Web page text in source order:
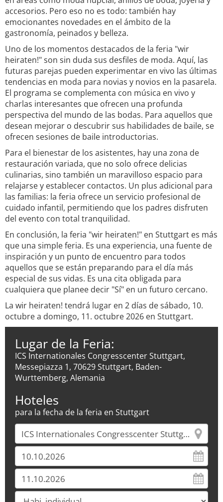
accesorios. Pero eso no es todo: también hay
emocionantes novedades en el ámbito de la
gastronomía, peinados y belleza.
Uno de los momentos destacados de la feria "wir
heiraten!" son sin duda sus desfiles de moda. Aquí, las
futuras parejas pueden experimentar en vivo las últimas
tendencias en moda para novias y novios en la pasarela.
El programa se complementa con música en vivo y
charlas interesantes que ofrecen una profunda
perspectiva del mundo de las bodas. Para aquellos que
desean mejorar o descubrir sus habilidades de baile, se
ofrecen sesiones de baile introductorias.
Para el bienestar de los asistentes, hay una zona de
restauración variada, que no solo ofrece delicias
culinarias, sino también un maravilloso espacio para
relajarse y establecer contactos. Un plus adicional para
las familias: la feria ofrece un servicio profesional de
cuidado infantil, permitiendo que los padres disfruten
del evento con total tranquilidad.
En conclusión, la feria "wir heiraten!" en Stuttgart es más
que una simple feria. Es una experiencia, una fuente de
inspiración y un punto de encuentro para todos
aquellos que se están preparando para el día más
especial de sus vidas. Es una cita obligada para
cualquiera que planee decir "Sí" en un futuro cercano.
La wir heiraten! tendrá lugar en 2 días de sábado, 10.
octubre a domingo, 11. octubre 2026 en Stuttgart.
Lugar de la Feria:
ICS Internationales Congresscenter Stuttgart,
Messepiazza 1, 70629 Stuttgart, Baden-
Wurttemberg, Alemania
Hoteles
para la fecha de la feria en Stuttgart